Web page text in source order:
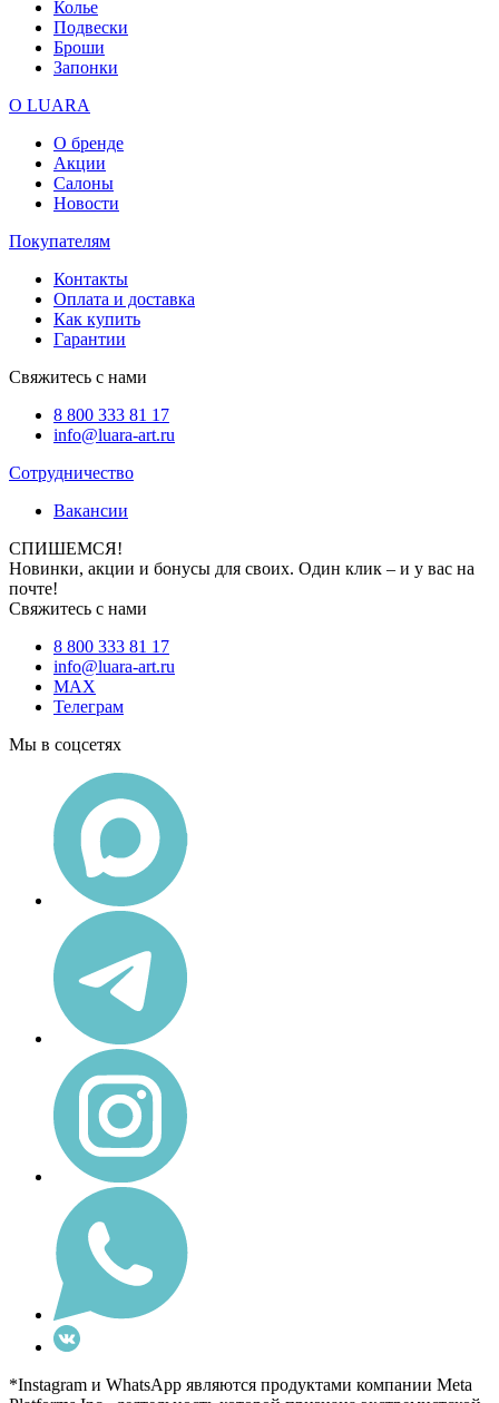
Колье
Подвески
Броши
Запонки
О LUARA
О бренде
Акции
Салоны
Новости
Покупателям
Контакты
Оплата и доставка
Как купить
Гарантии
Свяжитесь с нами
8 800 333 81 17
info@luara-art.ru
Сотрудничество
Вакансии
СПИШЕМСЯ!
Новинки, акции и бонусы для своих. Один клик – и у вас на
почте!
Свяжитесь с нами
8 800 333 81 17
info@luara-art.ru
MAX
Телеграм
Мы в соцсетях
*Instagram и WhatsApp являются продуктами компании Meta